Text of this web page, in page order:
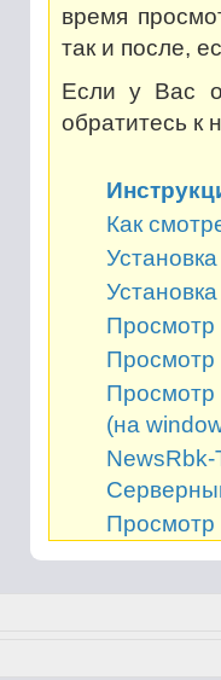
время
так и после,
Если у Вас
обратитесь к
Как
Просмотр
Просмотр
Просмотр
(на
Просмотр